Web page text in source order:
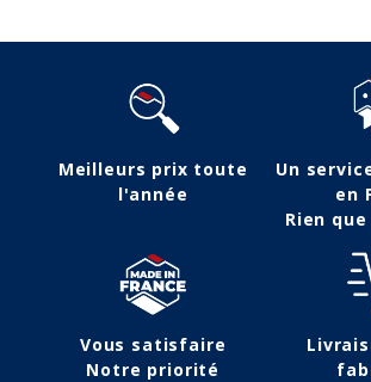
Meilleurs prix toute
l'année
Un
en
Rien
Vous satisfaire
Notre priorité